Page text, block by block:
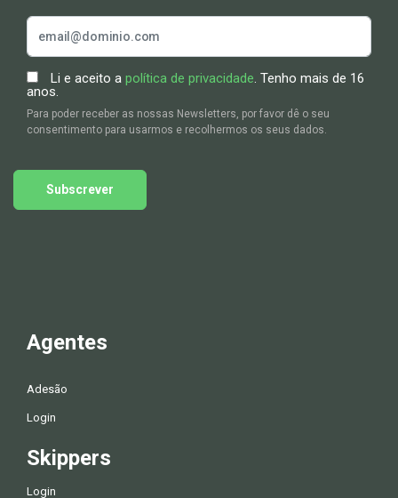
Li e aceito a política de privacidade. Tenho mais de 16
anos.
Para poder receber as nossas Newsletters, por favor dê o seu
consentimento para usarmos e recolhermos os seus dados.
Subscrever
Agentes
Adesão
Login
Skippers
Login